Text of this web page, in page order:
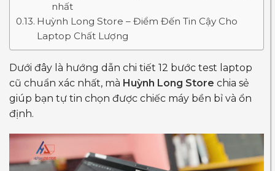
nhất
Huỳnh Long Store – Điểm Đến Tin Cậy Cho
Laptop Chất Lượng
Dưới đây là hướng dẫn chi tiết 12 bước test laptop
cũ chuẩn xác nhất, mà Huỳnh Long Store chia sẻ
giúp bạn tự tin chọn được chiếc máy bền bỉ và ổn
định.